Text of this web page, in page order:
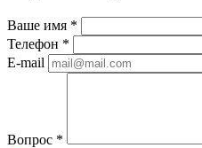
Ваше имя *
Телефон *
E-mail
Вопрос *